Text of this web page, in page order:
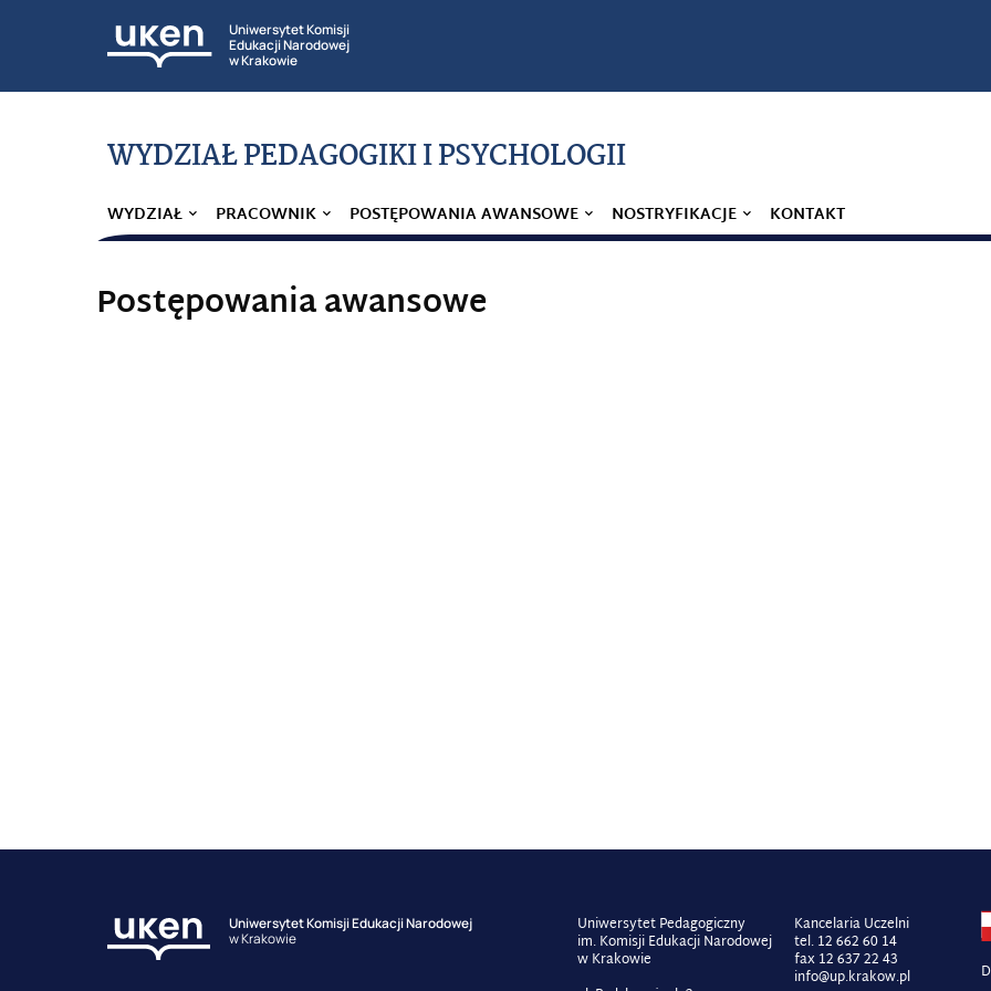
Uniwersytet Komisji
Edukacji Narodowej
w Krakowie
WYDZIAŁ PEDAGOGIKI I PSYCHOLOGII
WYDZIAŁ PRACOWNIK POSTĘPOWANIA AWANSOWE NOSTRYFIKACJE KONTAKT
Postępowania awansowe
Uniwersytet Komisji Edukacji Narodowej
w Krakowie
Uniwersytet Pedagogiczny
im. Komisji Edukacji Narodowej
w Krakowie
Kancelaria Uczelni
tel. 12 662 60 14
fax 12 637 22 43
info@up.krakow.pl